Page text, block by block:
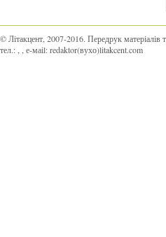
© Літакцент, 2007-2016. Передрук матеріалів
тел.:
, е-маіl:redaktor(вухо)litakcent.com